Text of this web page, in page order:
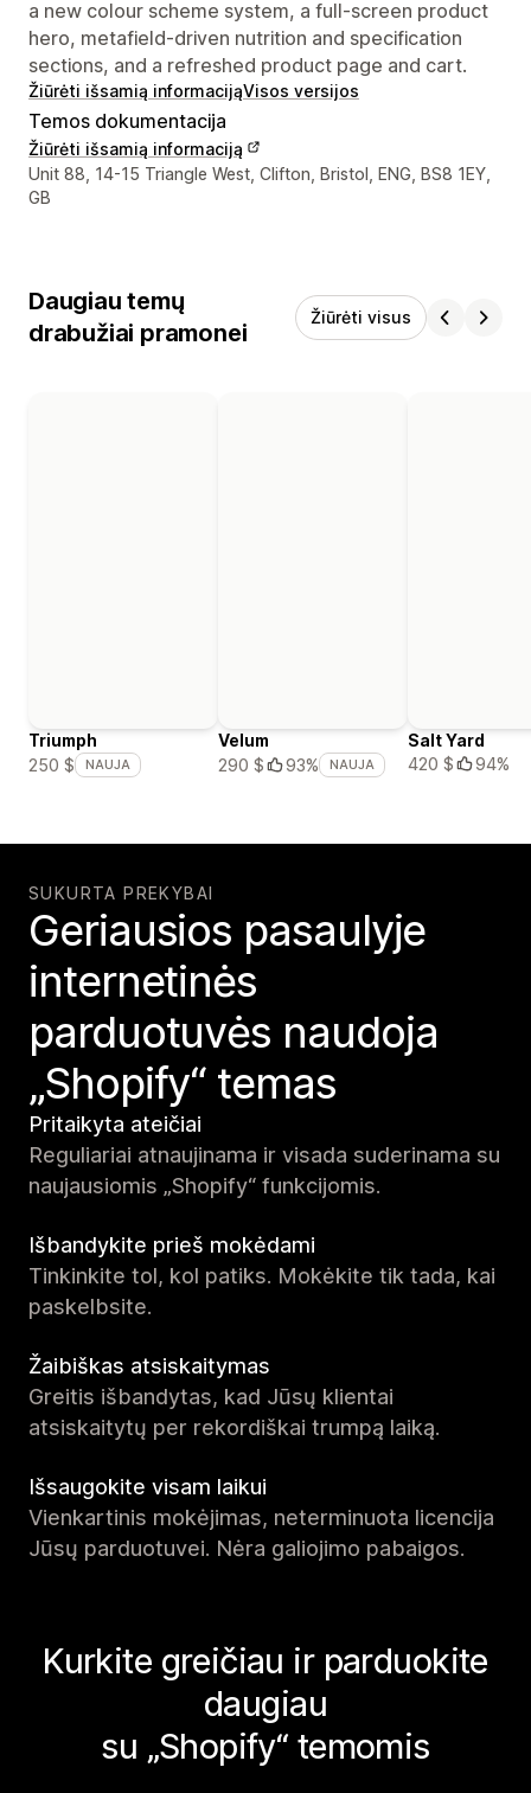
a new colour scheme system, a full-screen product
hero, metafield-driven nutrition and specification
sections, and a refreshed product page and cart.
Žiūrėti išsamią informacijąVisos versijos
Temos dokumentacija
Žiūrėti išsamią informaciją
Kūrėjo kontaktiniai duomenys
Unit 88, 14-15 Triangle West, Clifton, Bristol, ENG, BS8 1EY,
GB
Daugiau temų
drabužiai pramonei
Žiūrėti visus
Triumph
250 $
NAUJA
Velum
290 $
93% NAUJA
Salt Yard
420 $
94%
SUKURTA PREKYBAI
Geriausios pasaulyje
internetinės
parduotuvės naudoja
„Shopify“ temas
Pritaikyta ateičiai
Reguliariai atnaujinama ir visada suderinama su
naujausiomis „Shopify“ funkcijomis.
Išbandykite prieš mokėdami
Tinkinkite tol, kol patiks. Mokėkite tik tada, kai
paskelbsite.
Žaibiškas atsiskaitymas
Greitis išbandytas, kad Jūsų klientai
atsiskaitytų per rekordiškai trumpą laiką.
Išsaugokite visam laikui
Vienkartinis mokėjimas, neterminuota licencija
Jūsų parduotuvei. Nėra galiojimo pabaigos.
Kurkite greičiau ir parduokite
daugiau
su „Shopify“ temomis